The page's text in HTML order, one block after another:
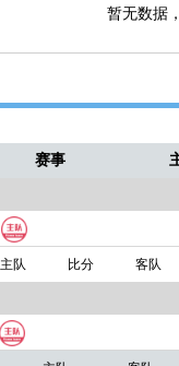
暂无数据
赛事
主队 比分 客队